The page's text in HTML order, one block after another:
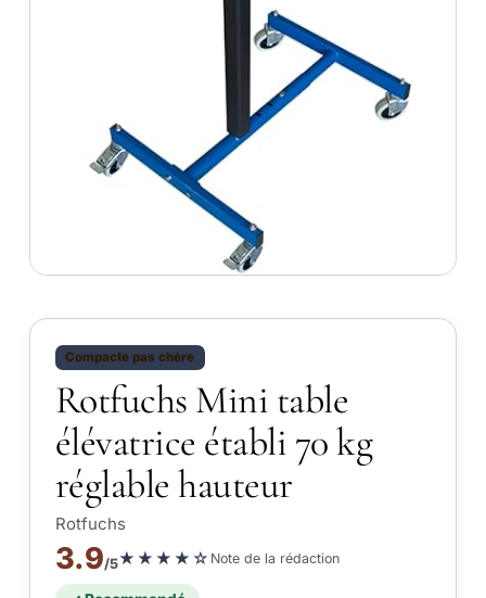
Compacte pas chère
Rotfuchs Mini table
élévatrice établi 70 kg
réglable hauteur
Rotfuchs
3.9/5★★★★☆ Note de la rédaction